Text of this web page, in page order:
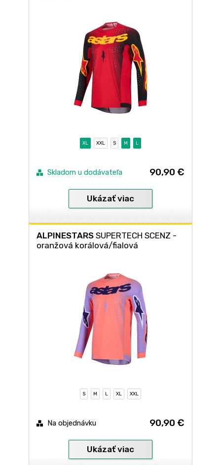
XL XXL S M L
Skladom u dodávateľa 90,90 €
Ukázať viac
ALPINESTARS SUPERTECH SCENZ -
oranžová korálová/fialová
S M L XL XXL
Na objednávku 90,90 €
Ukázať viac